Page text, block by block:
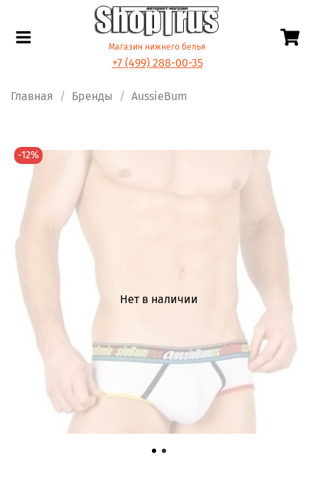
Магазин нижнего белья
+7 (499) 288-00-35
Главная Бренды AussieBum
Нет в наличии
-12%